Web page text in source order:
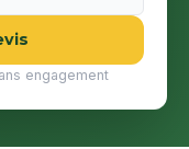
engagement